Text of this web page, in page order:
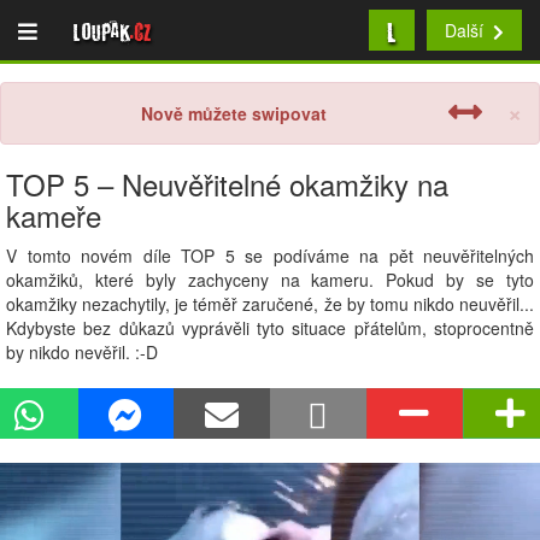
Loupak.cz L Další
×
Nově můžete swipovat
TOP 5 – Neuvěřitelné okamžiky na
kameře
V tomto novém díle TOP 5 se podíváme na pět neuvěřitelných
okamžiků, které byly zachyceny na kameru. Pokud by se tyto
okamžiky nezachytily, je téměř zaručené, že by tomu nikdo neuvěřil...
Kdybyste bez důkazů vyprávěli tyto situace přátelům, stoprocentně
by nikdo nevěřil. :-D